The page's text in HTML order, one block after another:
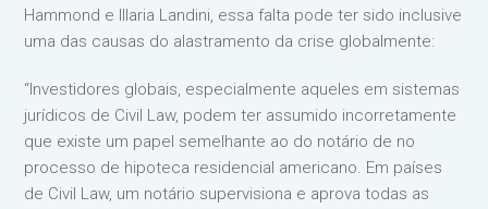
Hammond e Illaria Landini, essa falta pode ter sido inclusive
uma das causas do alastramento da crise globalmente:
“Investidores globais, especialmente aqueles em sistemas
jurídicos de Civil Law, podem ter assumido incorretamente
que existe um papel semelhante ao do notário de no
processo de hipoteca residencial americano. Em países
de Civil Law, um notário supervisiona e aprova todas as